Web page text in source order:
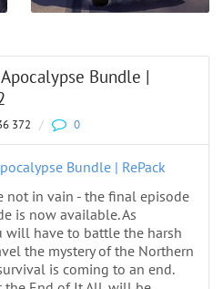
Bundle |
372 / 0
not in vain - the final episode
is now available. As
will have to battle the harsh
the mystery of the Northern
is coming to an end.